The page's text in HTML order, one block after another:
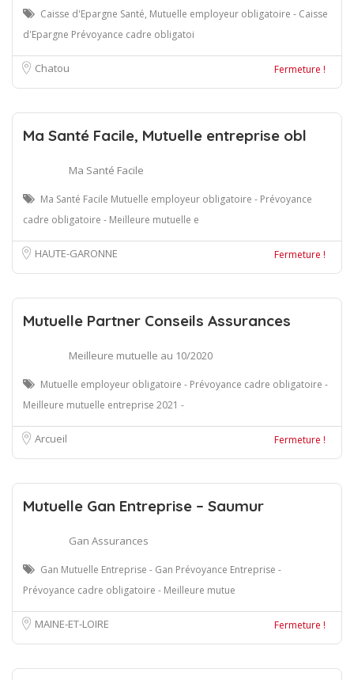
Caisse d'Epargne Santé, Mutuelle employeur obligatoire - Caisse
d'Epargne Prévoyance cadre obligatoi
Chatou Fermeture !
Ma Santé Facile, Mutuelle entreprise obl
Ma Santé Facile
Ma Santé Facile Mutuelle employeur obligatoire - Prévoyance
cadre obligatoire - Meilleure mutuelle e
HAUTE-GARONNE Fermeture !
Mutuelle Partner Conseils Assurances
Meilleure mutuelle au 10/2020
Mutuelle employeur obligatoire - Prévoyance cadre obligatoire -
Meilleure mutuelle entreprise 2021 -
Arcueil Fermeture !
Mutuelle Gan Entreprise – Saumur
Gan Assurances
Gan Mutuelle Entreprise - Gan Prévoyance Entreprise -
Prévoyance cadre obligatoire - Meilleure mutue
MAINE-ET-LOIRE Fermeture !